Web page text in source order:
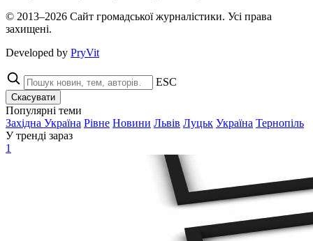
© 2013–2026 Сайт громадської журналістики. Усі права
захищені.
Developed by PryVit
ESC
Скасувати
Популярні теми
Західна Україна Рівне Новини Львів Луцьк Україна Тернопіль
У тренді зараз
1